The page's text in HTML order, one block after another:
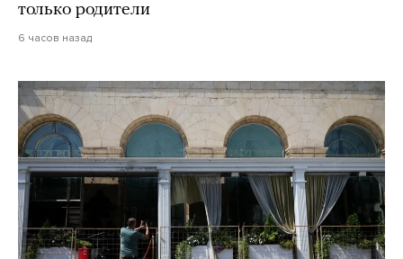
только родители
6 часов назад